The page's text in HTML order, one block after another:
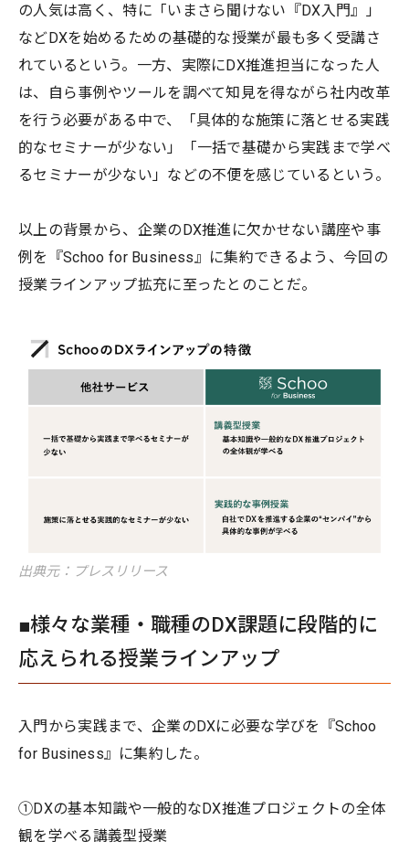
の人気は高く、特に「いまさら聞けない『DX入門』」
などDXを始めるための基礎的な授業が最も多く受講さ
れているという。一方、実際にDX推進担当になった人
は、自ら事例やツールを調べて知見を得ながら社内改革
を行う必要がある中で、「具体的な施策に落とせる実践
的なセミナーが少ない」「一括で基礎から実践まで学べ
るセミナーが少ない」などの不便を感じているという。
以上の背景から、企業のDX推進に欠かせない講座や事
例を『Schoo for Business』に集約できるよう、今回の
授業ラインアップ拡充に至ったとのことだ。
出典元：プレスリリース
■様々な業種・職種のDX課題に段階的に
応えられる授業ラインアップ
入門から実践まで、企業のDXに必要な学びを『Schoo
for Business』に集約した。
①DXの基本知識や一般的なDX推進プロジェクトの全体
観を学べる講義型授業